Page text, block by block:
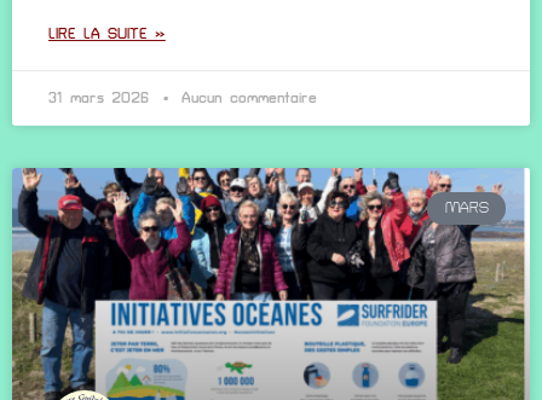
LIRE LA SUITE »
31 mars 2026 Aucun commentaire
MARS